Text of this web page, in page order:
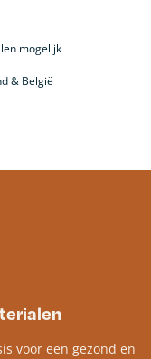
mogelijk
& België
voor een gezond en